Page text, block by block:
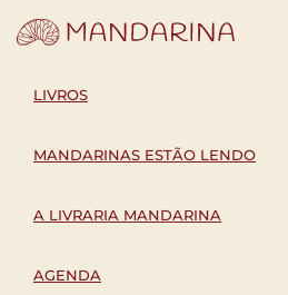
LIVROS
MANDARINAS ESTÃO LENDO
A LIVRARIA MANDARINA
AGENDA